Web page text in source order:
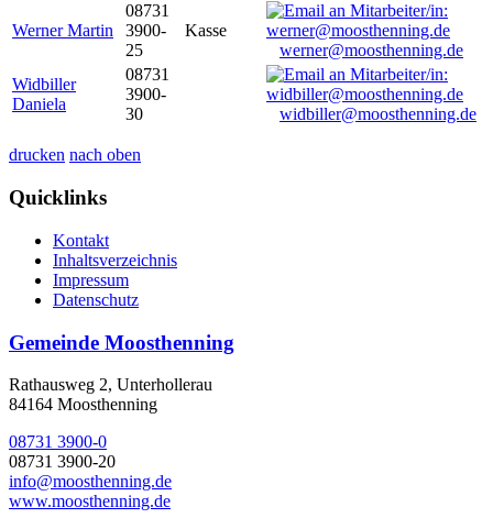
Werner Martin
08731
3900-
25
Kasse
werner@moosthenning.de
Widbiller
Daniela
08731
3900-
30
widbiller@moosthenning.de
drucken nach oben
Quicklinks
Kontakt
Inhaltsverzeichnis
Impressum
Datenschutz
Gemeinde Moosthenning
Rathausweg 2, Unterhollerau
84164 Moosthenning
08731 3900-0
08731 3900-20
info@moosthenning.de
www.moosthenning.de